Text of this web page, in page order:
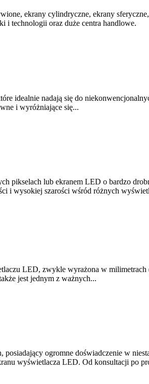
ekrany cylindryczne, ekrany
i technologii oraz duże centra handlowe.
idealnie nadają się do
i wyróżniające się...
pikselach lub ekranem LED o bardzo
i wysokiej szarości wśród różnych
LED, zwykle wyrażona w
jest jednym z ważnych...
ogromne doświadczenie w
wyświetlacza LED. Od konsultacji po